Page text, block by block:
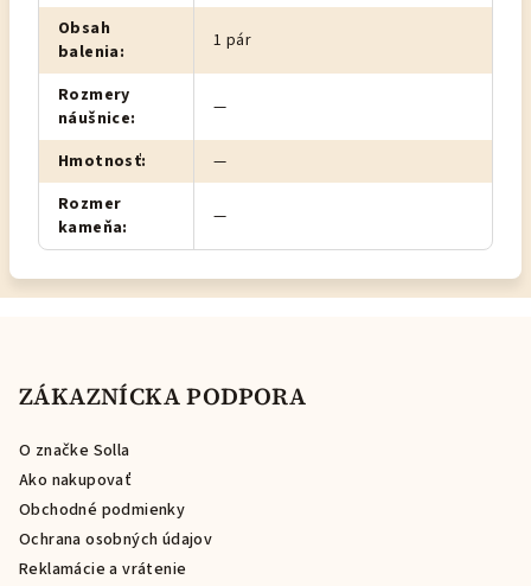
Obsah
balenia: 1 pár
Rozmery
náušnice: —
Hmotnosť:
—
Rozmer
kameňa: —
ZÁKAZNÍCKA PODPORA
O značke Solla
Ako nakupovať
Obchodné podmienky
Ochrana osobných údajov
Reklamácie a vrátenie